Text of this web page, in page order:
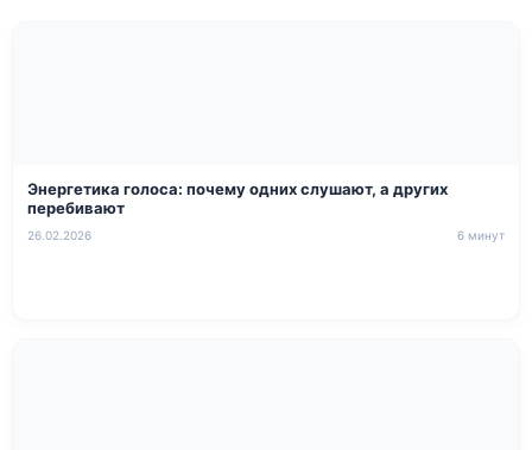
Энергетика голоса: почему одних слушают, а других
перебивают
26.02.2026 6 минут